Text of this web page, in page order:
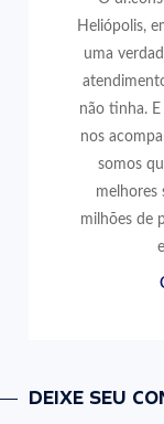
Heliópolis,
uma
não tinha.
nos
somos
melhores
milhões de
DEIXE SEU